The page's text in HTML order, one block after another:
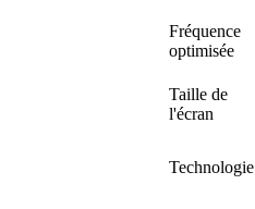
Fréquence
optimisée
Taille de
l'écran
Technologie